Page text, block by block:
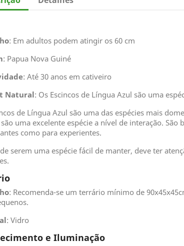
: Em adultos podem atingir os 60 cm
: Papua Nova Guiné
: Até 30 anos em cativeiro
Natural: Os Escincos de Língua Azul são uma
de Língua Azul são uma das espécies mais
uma excelente espécie a nível de interação.
como para experientes.
serem uma espécie fácil de manter, deve ter
: Recomenda-se um terrário mínimo de
: Vidro
e Iluminação